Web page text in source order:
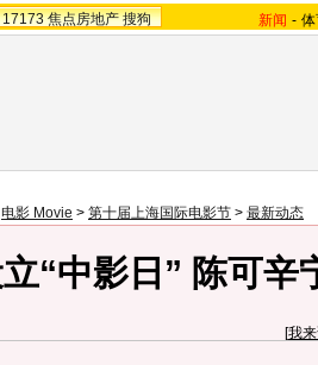
17173 焦点房地产 搜狗 新闻 -
电影 Movie > 第十届上海国际电影节 > 最新动态
“中影日” 陈可辛
[我